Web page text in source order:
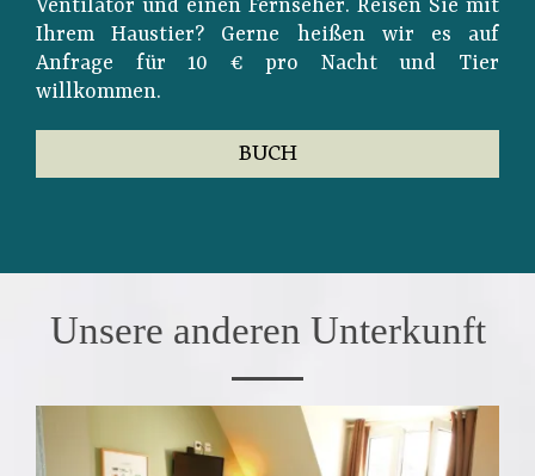
Ventilator und einen Fernseher. Reisen Sie mit
Ihrem Haustier? Gerne heißen wir es auf
Anfrage für 10 € pro Nacht und Tier
willkommen.
BUCH
Unsere anderen Unterkunft